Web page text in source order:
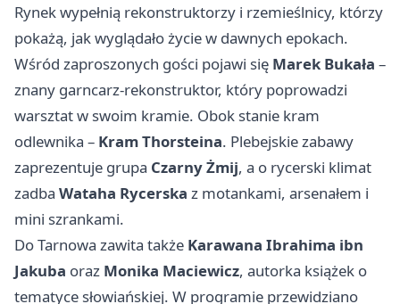
Rynek wypełnią rekonstruktorzy i rzemieślnicy, którzy
pokażą, jak wyglądało życie w dawnych epokach.
Wśród zaproszonych gości pojawi się Marek Bukała –
znany garncarz-rekonstruktor, który poprowadzi
warsztat w swoim kramie. Obok stanie kram
odlewnika – Kram Thorsteina. Plebejskie zabawy
zaprezentuje grupa Czarny Żmij, a o rycerski klimat
zadba Wataha Rycerska z motankami, arsenałem i
mini szrankami.
Do Tarnowa zawita także Karawana Ibrahima ibn
Jakuba oraz Monika Maciewicz, autorka książek o
tematyce słowiańskiej. W programie przewidziano